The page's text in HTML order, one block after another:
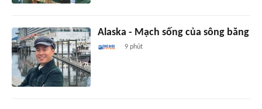
Alaska - Mạch sống của sông băng
9 phút